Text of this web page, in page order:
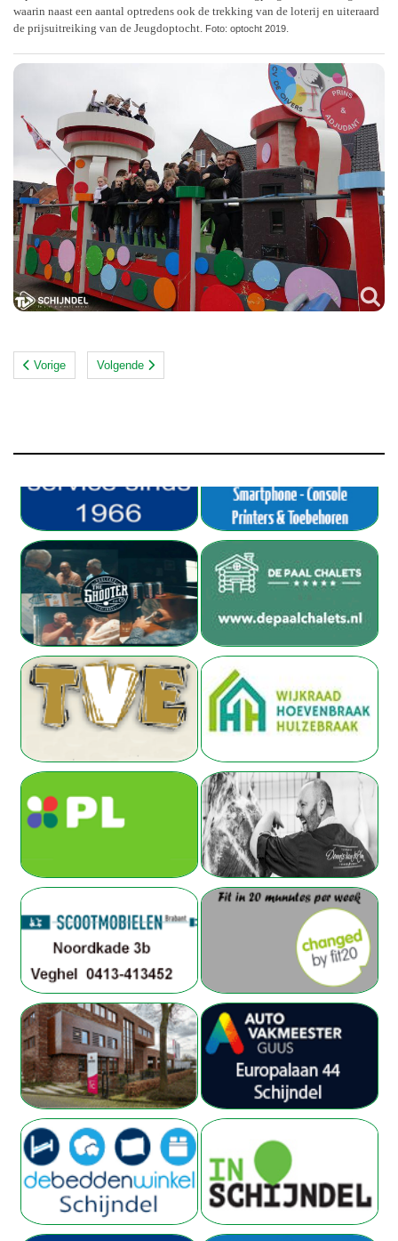
waarin naast een aantal optredens ook de trekking van de loterij en uiteraard
de prijsuitreiking van de Jeugdoptocht. Foto: optocht 2019.
Vorige Volgende